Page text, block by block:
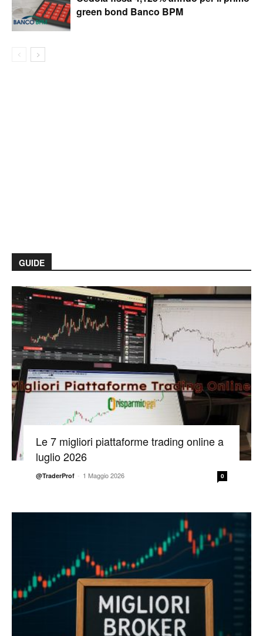
green bond Banco BPM
GUIDE
Le 7 migliori piattaforme trading online a
luglio 2026
@TraderProf - 1 Maggio 2026 0